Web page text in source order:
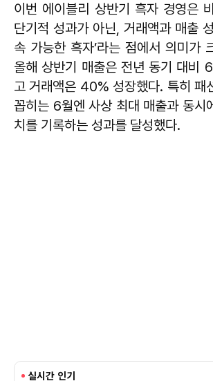
이번 에이블리 상반기 흑자 경영은
단기적 성과가 아닌, 거래액과 매출
속 가능한 흑자’라는 점에서 의미가
올해 상반기 매출은 전년 동기 대비
고 거래액은 40% 성장했다. 특히 패
꼽히는 6월엔 사상 최대 매출과 동시
치를 기록하는 성과를 달성했다.